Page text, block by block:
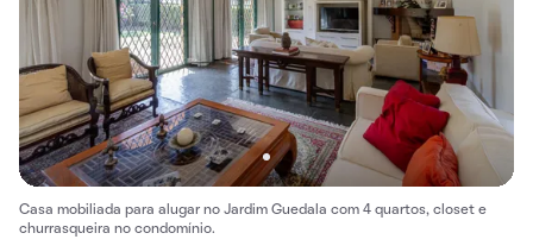
Casa mobiliada para alugar no Jardim Guedala com 4 quartos, closet e
churrasqueira no condomínio.